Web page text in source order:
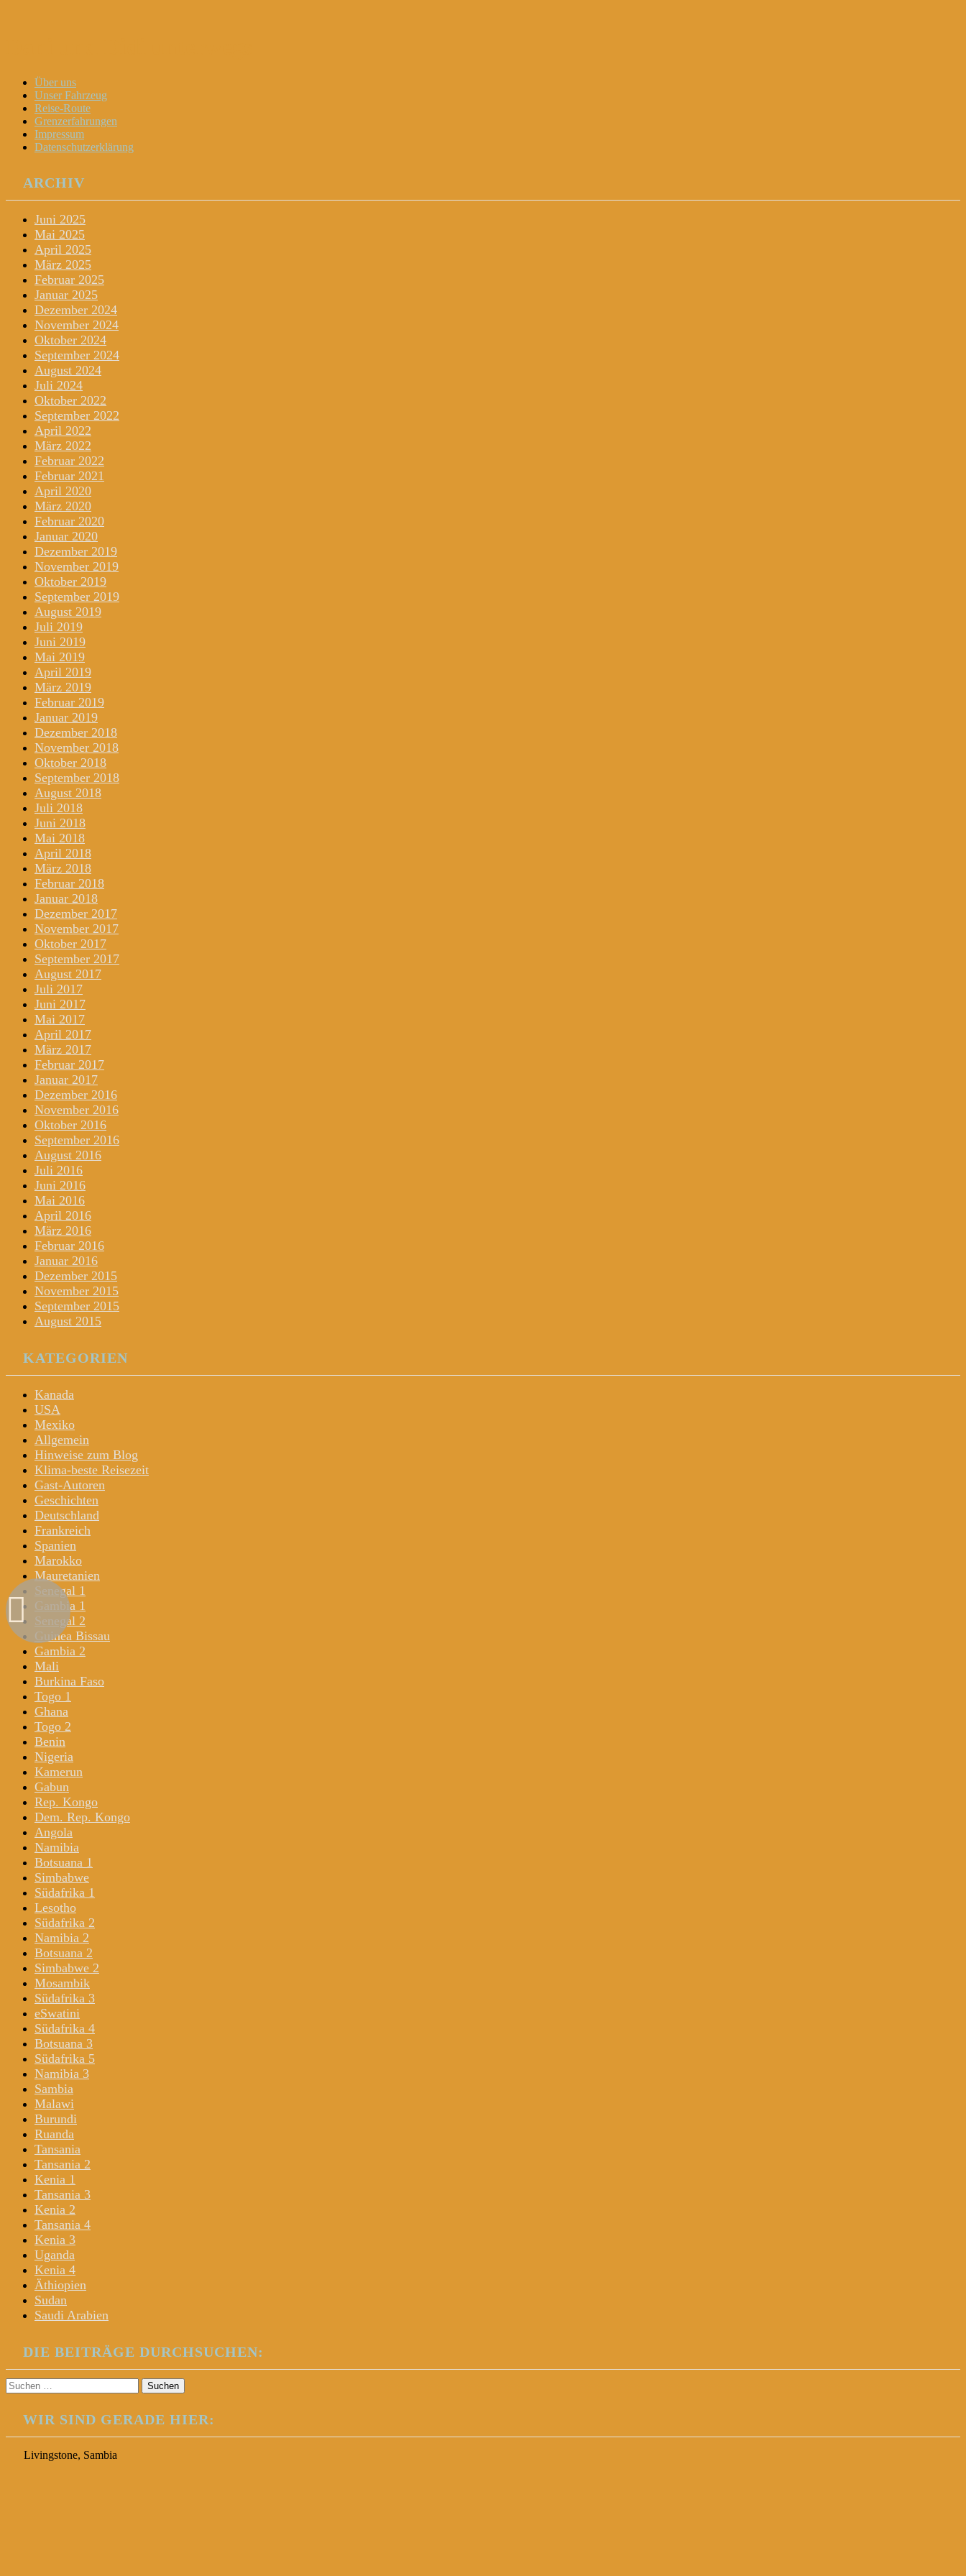
Menu
Widgets
Search
Skip
content
Über uns
Unser Fahrzeug
Reise-Route
Grenzerfahrungen
Impressum
Datenschutzerklärung
ARCHIV
Juni 2025
Mai 2025
April 2025
März 2025
Februar 2025
Januar 2025
Dezember 2024
November 2024
Oktober 2024
September 2024
August 2024
Juli 2024
Oktober 2022
September 2022
April 2022
März 2022
Februar 2022
Februar 2021
April 2020
März 2020
Februar 2020
Januar 2020
Dezember 2019
November 2019
Oktober 2019
September 2019
August 2019
Juli 2019
Juni 2019
Mai 2019
April 2019
März 2019
Februar 2019
Januar 2019
Dezember 2018
November 2018
Oktober 2018
September 2018
August 2018
Juli 2018
Juni 2018
Mai 2018
April 2018
März 2018
Februar 2018
Januar 2018
Dezember 2017
November 2017
Oktober 2017
September 2017
August 2017
Juli 2017
Juni 2017
Mai 2017
April 2017
März 2017
Februar 2017
Januar 2017
Dezember 2016
November 2016
Oktober 2016
September 2016
August 2016
Juli 2016
Juni 2016
Mai 2016
April 2016
März 2016
Februar 2016
Januar 2016
Dezember 2015
November 2015
September 2015
August 2015
KATEGORIEN
Kanada
USA
Mexiko
Allgemein
Hinweise zum Blog
Klima-beste Reisezeit
Gast-Autoren
Geschichten
Deutschland
Frankreich
Spanien
Marokko
Mauretanien
Senegal 1
Gambia 1
Senegal 2
Guinea Bissau
Gambia 2
Mali
Burkina Faso
Togo 1
Ghana
Togo 2
Benin
Nigeria
Kamerun
Gabun
Rep. Kongo
Dem. Rep. Kongo
Angola
Namibia
Botsuana 1
Simbabwe
Südafrika 1
Lesotho
Südafrika 2
Namibia 2
Botsuana 2
Simbabwe 2
Mosambik
Südafrika 3
eSwatini
Südafrika 4
Botsuana 3
Südafrika 5
Namibia 3
Sambia
Malawi
Burundi
Ruanda
Tansania
Tansania 2
Kenia 1
Tansania 3
Kenia 2
Tansania 4
Kenia 3
Uganda
Kenia 4
Äthiopien
Sudan
Saudi Arabien
DIE BEITRÄGE DURCHSUCHEN:
Suchen
nach:
WIR SIND GERADE HIER:
Livingstone, Sambia